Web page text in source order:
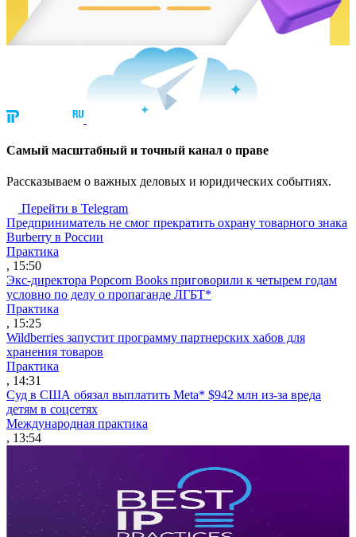
Cамый масштабный и точный канал о праве
Рассказываем о важных деловых и юридических событиях.
Перейти в Telegram
Предприниматель не смог прекратить охрану товарного знака
Burberry в России
Практика
, 15:50
Экс-директора Popcorn Books приговорили к четырем годам
условно по делу о пропаганде ЛГБТ*
Практика
, 15:25
Wildberries запустит программу партнерских хабов для
хранения товаров
Практика
, 14:31
Суд в США обязал выплатить Meta* $942 млн из-за вреда
детям в соцсетях
Международная практика
, 13:54